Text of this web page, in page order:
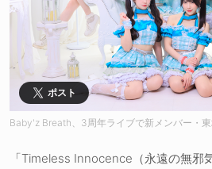
ポスト
Baby'z Breath、3周年ライブで新メンバー・
「Timeless Innocence（永遠の無邪